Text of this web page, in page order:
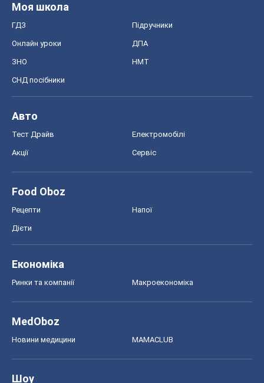
Моя школа
ГДЗ Підручники
Онлайн уроки ДПА
ЗНО НМТ
СНД посібники
Авто
Тест Драйв Електромобілі
Акції Сервіс
Food Oboz
Рецепти Напої
Дієти
Економіка
Ринки та компанії Макроекономіка
MedOboz
Новини медицини MAMACLUB
Шоу